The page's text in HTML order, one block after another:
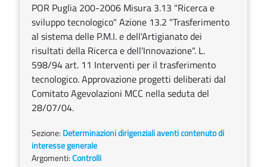
POR Puglia 200-2006 Misura 3.13 "Ricerca e
sviluppo tecnologico" Azione 13.2 "Trasferimento
al sistema delle P.M.I. e dell'Artigianato dei
risultati della Ricerca e dell'Innovazione". L.
598/94 art. 11 Interventi per il trasferimento
tecnologico. Approvazione progetti deliberati dal
Comitato Agevolazioni MCC nella seduta del
28/07/04.
Sezione: Determinazioni dirigenziali aventi contenuto di
interesse generale
Argomenti:Controlli